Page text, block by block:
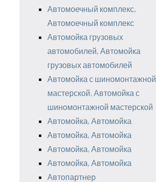
Автомоечный комплекс,
Автомоечный комплекс
Автомойка грузовых
автомобилей, Автомойка
грузовых автомобилей
Автомойка с шиномонтажной
мастерской, Автомойка с
шиномонтажной мастерской
Автомойка, Автомойка
Автомойка, Автомойка
Автомойка, Автомойка
Автомойка, Автомойка
Автопартнер